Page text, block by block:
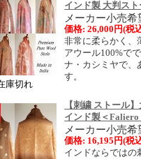
庫切れ
インド製 大判ス
メーカー小売
価格: 26,000円(税
非常に柔らかく、
アウール100%で
ナ・カシミヤで、
す。
【刺繍 ストール
インド製＜
メーカー小売
価格: 16,195円(税
インドならではの